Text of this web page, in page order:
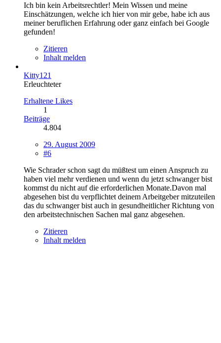
Ich bin kein Arbeitsrechtler! Mein Wissen und meine
Einschätzungen, welche ich hier von mir gebe, habe ich aus
meiner beruflichen Erfahrung oder ganz einfach bei Google
gefunden!
Zitieren
Inhalt melden
Kitty121
Erleuchteter
Erhaltene Likes
1
Beiträge
4.804
29. August 2009
#6
Wie Schrader schon sagt du müßtest um einen Anspruch zu
haben viel mehr verdienen und wenn du jetzt schwanger bist
kommst du nicht auf die erforderlichen Monate.Davon mal
abgesehen bist du verpflichtet deinem Arbeitgeber mitzuteilen
das du schwanger bist auch in gesundheitlicher Richtung von
den arbeitstechnischen Sachen mal ganz abgesehen.
Zitieren
Inhalt melden